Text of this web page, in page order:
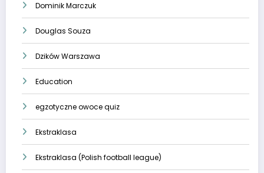
Dominik Marczuk
Douglas Souza
Dzików Warszawa
Education
egzotyczne owoce quiz
Ekstraklasa
Ekstraklasa (Polish football league)